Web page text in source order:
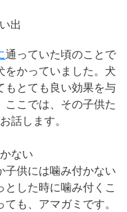
出
通っていた頃のことで
をかっていました。犬
もとても良い効果を与
ここでは、その子供た
話します。
ない
子供には噛み付かない
とした時に噛み付くこ
も、アマガミです。